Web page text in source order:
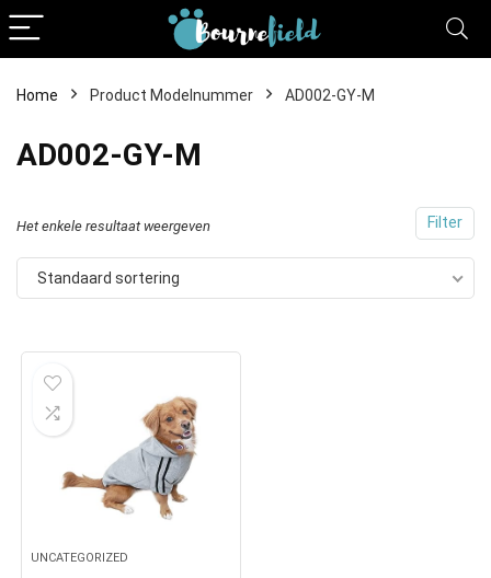
Home Product Modelnummer AD002-GY-M
AD002-GY-M
Filter
Het enkele resultaat weergeven
Standaard sortering
UNCATEGORIZED